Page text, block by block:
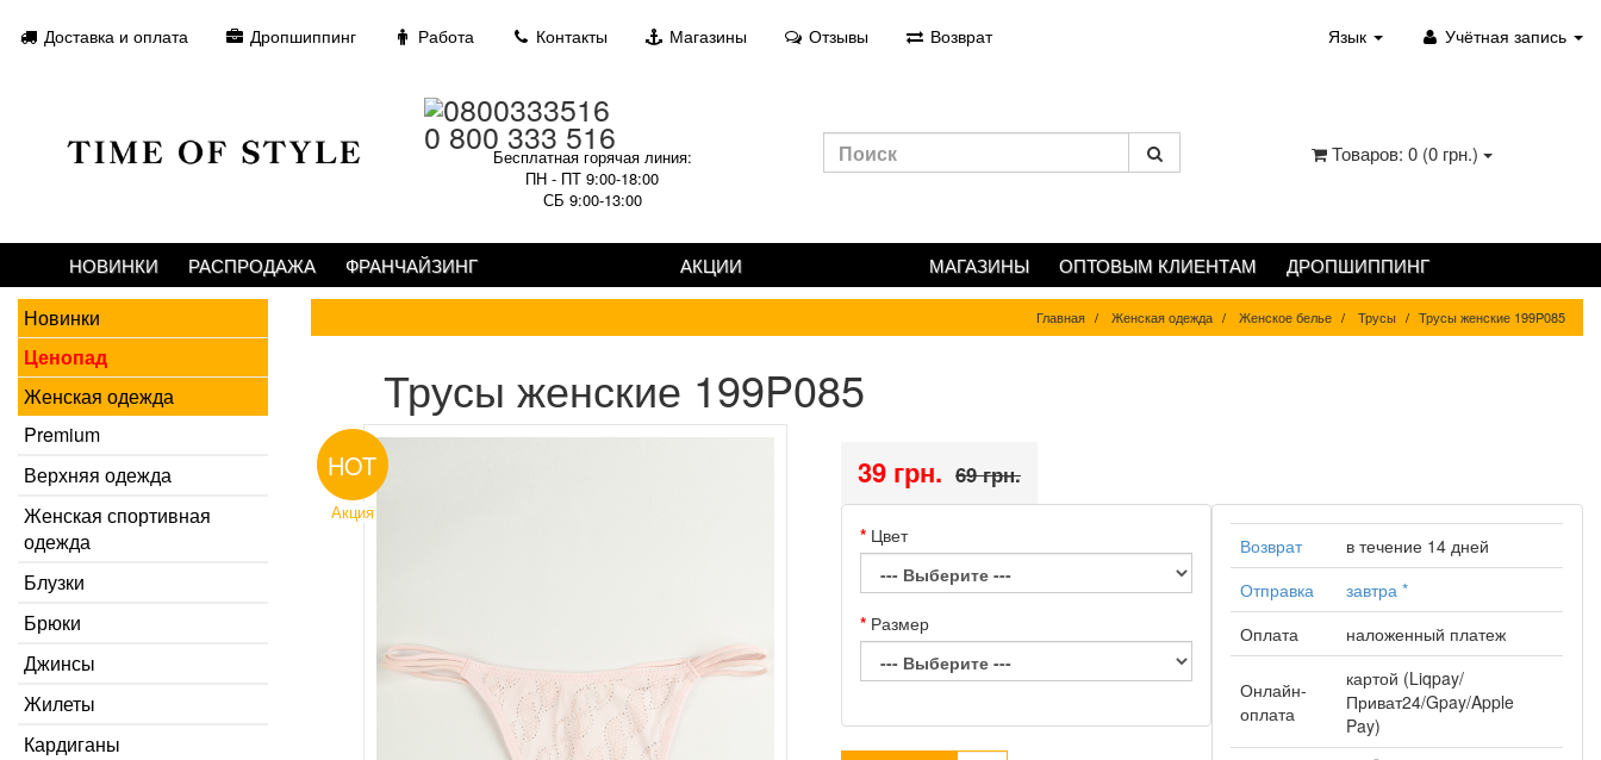
Доставка и оплата Дропшиппинг Работа Контакты Магазины Отзывы Возврат Язык Учётная запись
0 800 333 516
Бесплатная горячая линия:
ПН - ПТ 9:00-18:00
СБ 9:00-13:00
Товаров: 0 (0 грн.)
НОВИНКИ РАСПРОДАЖА ФРАНЧАЙЗИНГ АКЦИИ МАГАЗИНЫ ОПТОВЫМ КЛИЕНТАМ ДРОПШИППИНГ
Новинки
Ценопад
Женская одежда
Premium
Верхняя одежда
Женская спортивная
одежда
Блузки
Брюки
Джинсы
Жилеты
Кардиганы
Главная Женская одежда Женское белье Трусы Трусы женские 199P085
Трусы женские 199P085
HOT
Акция
39 грн. 69 грн.
Цвет
Размер
Возврат
в течение 14 дней
Отправка
завтра*
Оплата
наложенный платеж
Онлайн-
оплата
картой (Liqpay/
Приват24/Gpay/Apple
Pay)